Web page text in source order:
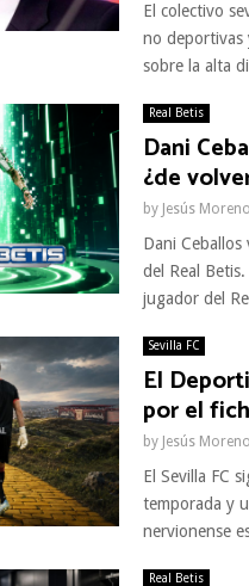
El colectivo
no deportivas
sobre la alta
Real Betis
Dani
¿de
by Jesús Moreno
Dani Ceballos
del Real
jugador del
Sevilla FC
El
por el
by Jesús Moreno
El Sevilla FC
temporada y
nervionense
Real Betis